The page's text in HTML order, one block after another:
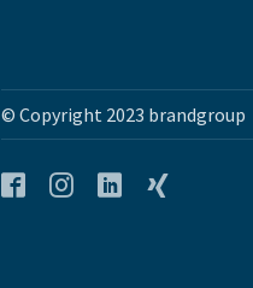
© Copyright 2023 brandgroup